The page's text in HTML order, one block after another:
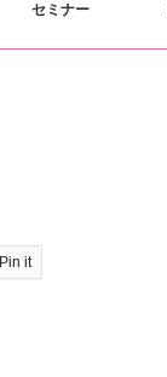
セミナー
Pin it